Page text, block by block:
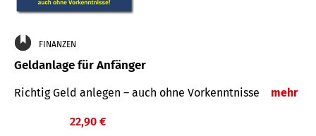
FINANZEN
Geldanlage für Anfänger
Richtig Geld anlegen – auch ohne Vorkenntnisse mehr
22,90 €